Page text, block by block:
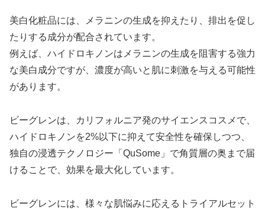
美白化粧品には、メラニンの生成を抑えたり、排出を促し
たりする成分が配合されています。
例えば、ハイドロキノンはメラニンの生成を阻害する強力
な美白成分ですが、濃度が高いと肌に刺激を与える可能性
があります。
ビーグレンは、カリフォルニア発のサイエンスコスメで、
ハイドロキノンを2%以下に抑えて安全性を確保しつつ、
独自の浸透テクノロジー「QuSome」で角質層の奥まで届
けることで、効果を最大化しています。
ビーグレンには、様々な肌悩みに応えるトライアルセット